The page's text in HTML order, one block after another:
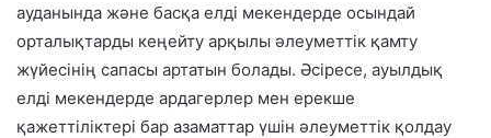
ауданында және басқа елді мекендерде осындай
орталықтарды кеңейту арқылы әлеуметтік қамту
жүйесінің сапасы артатын болады. Әсіресе, ауылдық
елді мекендерде ардагерлер мен ерекше
қажеттіліктері бар азаматтар үшін әлеуметтік қолдау